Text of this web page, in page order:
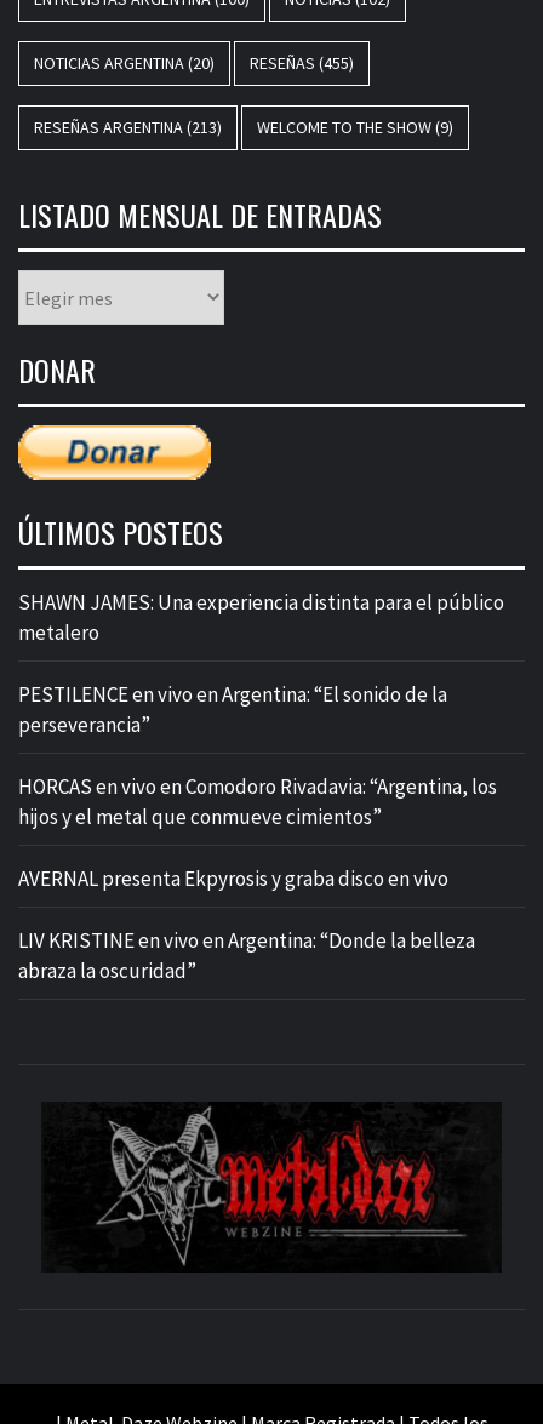
NOTICIAS ARGENTINA(20) RESEÑAS (455)
RESEÑAS ARGENTINA(213) WELCOME TO THE SHOW(9)
LISTADO MENSUAL DE ENTRADAS
mensual
entradas
DONAR
ÚLTIMOS POSTEOS
SHAWN JAMES: Una experiencia distinta para el público
metalero
PESTILENCE en vivo en Argentina: “El sonido de la
perseverancia”
HORCAS en vivo en Comodoro Rivadavia: “Argentina, los
hijos y el metal que conmueve cimientos”
AVERNAL presenta Ekpyrosis y graba disco en vivo
LIV KRISTINE en vivo en Argentina: “Donde la belleza
abraza la oscuridad”